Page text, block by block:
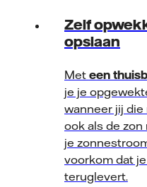
Zelf
opslaan
Met een
je je
wanneer jij die
ook als de zon
je
voorkom dat
teruglevert.